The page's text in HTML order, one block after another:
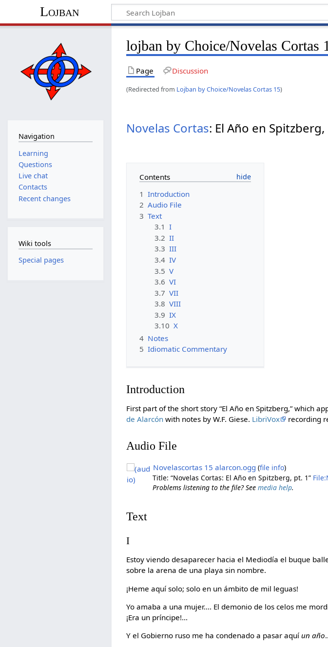
Lojban
lojban by Choice/Novelas Cortas
Page Discussion
(Redirected from Lojban by Choice/Novelas Cortas 15)
Novelas Cortas: El Año en Spitzberg,
Contents
1 Introduction
2 Audio File
3 Text
3.1 I
3.2 II
3.3 III
3.4 IV
3.5 V
3.6 VI
3.7 VII
3.8 VIII
3.9 IX
3.10 X
4 Notes
5 Idiomatic Commentary
Introduction
First part of the short story “El Año en Spitzberg,” which
de Alarcón with notes by W.F. Giese. LibriVox recording
Audio File
Novelascortas 15 alarcon.ogg (file info)
Title: “Novelas Cortas: El Año en Spitzberg, pt. 1”
Problems listening to the file? Seemedia help.
Text
I
Estoy viendo desaparecer hacia el Mediodía el buque
sobre la arena de una playa sin nombre.
¡Heme aquí solo; solo en un ámbito de mil leguas!
Yo amaba a una mujer.... El demonio de los celos me
¡Era un príncipe!...
Y el Gobierno ruso me ha condenado a pasar aquíun año
Navigation
Learning
Questions
Live chat
Contacts
Recent changes
Wiki tools
Special pages